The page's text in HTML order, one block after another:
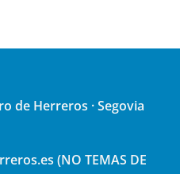
de Herreros · Segovia
(NO TEMAS DE